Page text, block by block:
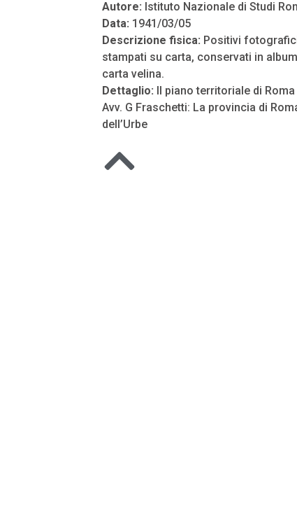
Autore: Istituto Nazionale di Studi
Data: 1941/03/05
Descrizione fisica: Positivi
stampati su carta, conservati in
carta velina.
Dettaglio: Il piano territoriale di
Avv. G Fraschetti: La provincia di
dell’Urbe